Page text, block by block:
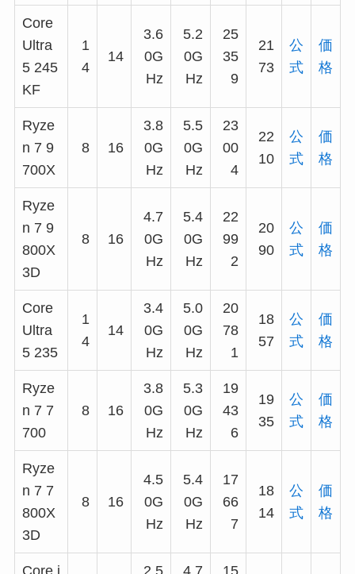
Core
Ultra
5 245
KF
1
4
14
3.6
0G
Hz
5.2
0G
Hz
25
35
9
21
73
公
式
価
格
Ryze
n 7 9
700X
8 16
3.8
0G
Hz
5.5
0G
Hz
23
00
4
22
10
公
式
価
格
Ryze
n 7 9
800X
3D
8 16
4.7
0G
Hz
5.4
0G
Hz
22
99
2
20
90
公
式
価
格
Core
Ultra
5 235
1
4
14
3.4
0G
Hz
5.0
0G
Hz
20
78
1
18
57
公
式
価
格
Ryze
n 7 7
700
8 16
3.8
0G
Hz
5.3
0G
Hz
19
43
6
19
35
公
式
価
格
Ryze
n 7 7
800X
3D
8 16
4.5
0G
Hz
5.4
0G
Hz
17
66
7
18
14
公
式
価
格
Core i 2.5 4.7 15